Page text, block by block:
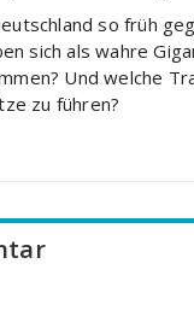
so früh
sich als wahre
Und welche
zu führen?